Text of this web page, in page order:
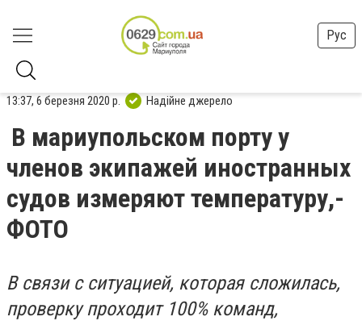
Рус
13:37, 6 березня 2020 р. Надійне джерело
В мариупольском порту у
членов экипажей иностранных
судов измеряют температуру,-
ФОТО
В связи с ситуацией, которая сложилась,
проверку проходит 100% команд,